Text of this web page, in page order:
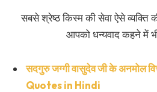
सबसे श्रेष्ठ किस्म की सेवा ऐसे व्यक्ति
आपको धन्यवाद कहने में
सदगुरु जग्गी वासुदेव जी के अनमोल
Quotes in Hindi